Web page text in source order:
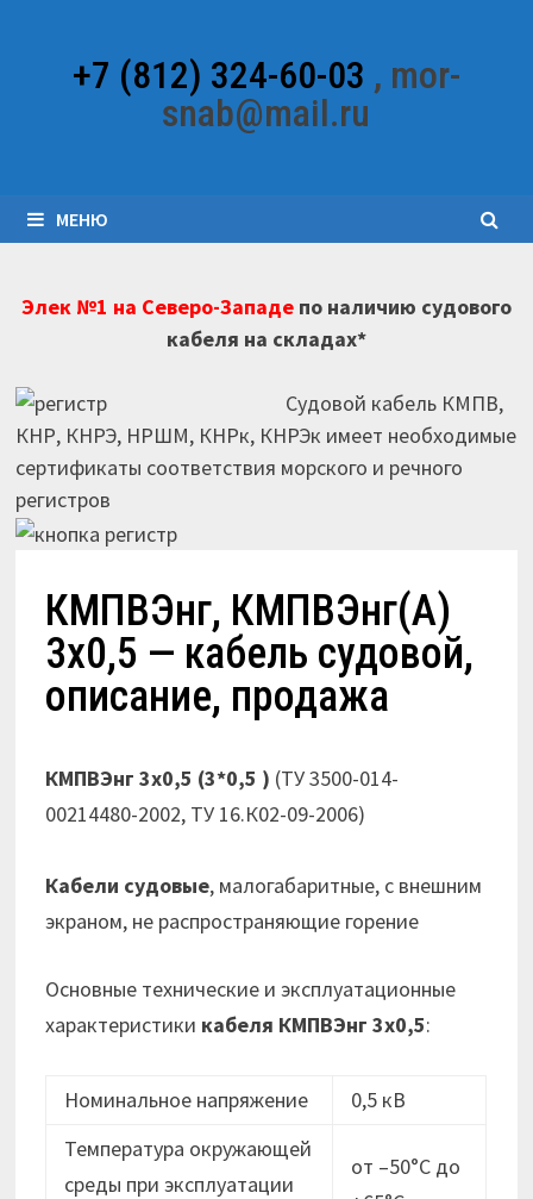
содержимому+7 (812) 324-60-03 , mor-
snab@mail.ru
МЕНЮ
Элек №1 на Северо-Западепо наличию судового
кабеля на складах*
Судовой кабель КМПВ,
КНР, КНРЭ, НРШМ, КНРк, КНРЭк имеет необходимые
сертификаты соответствия морского и речного
регистров
КМПВЭнг, КМПВЭнг(А)
3х0,5 — кабель судовой,
описание, продажа
КМПВЭнг 3х0,5 (3*0,5 ) (ТУ 3500-014-
00214480-2002, ТУ 16.К02-09-2006)
Кабели судовые, малогабаритные, с внешним
экраном, не распространяющие горение
Основные технические и эксплуатационные
характеристики кабеля КМПВЭнг 3х0,5:
Номинальное напряжение
0,5 кВ
Температура окружающей
среды при эксплуатации
от –50°C до